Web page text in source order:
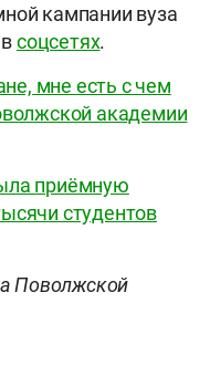
кампании вуза
всоцсетях.
мне есть с чем
академии
приёмную
студентов
Поволжской